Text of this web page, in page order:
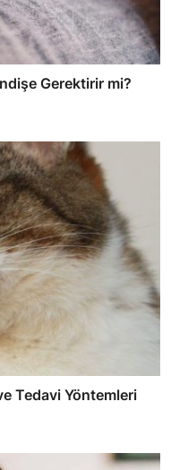
Gerektirir mi?
Tedavi Yöntemleri